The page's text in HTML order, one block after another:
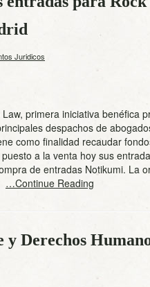
Juridicos
primera iniciativa benéfica
despachos de
como finalidad recaudar
a la venta hoy sus
de entradas Notikumi. La
…Continue Reading
Derechos